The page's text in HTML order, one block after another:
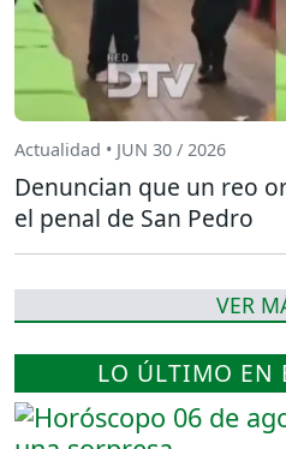
LO ÚLTIMO EN
Actualidad • JUN 30 / 2026
Denuncian que un reo
el penal de San Pedro
VER